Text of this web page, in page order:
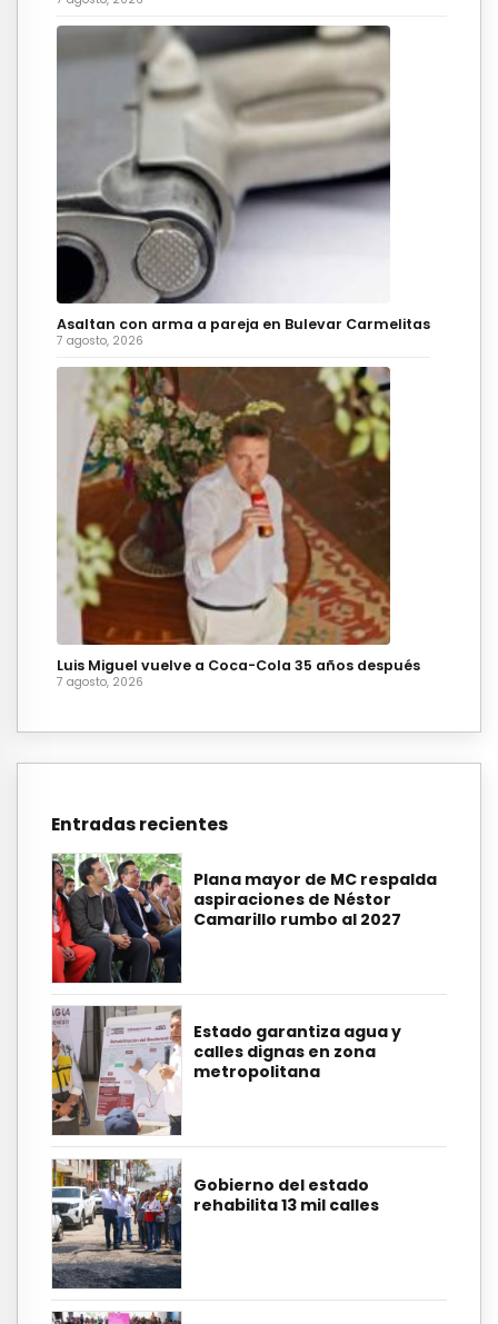
Asaltan con arma a pareja en Bulevar Carmelitas
7 agosto, 2026
Luis Miguel vuelve a Coca-Cola 35 años después
7 agosto, 2026
Entradas recientes
Plana mayor de MC respalda
aspiraciones de Néstor
Camarillo rumbo al 2027
Estado garantiza agua y
calles dignas en zona
metropolitana
Gobierno del estado
rehabilita 13 mil calles